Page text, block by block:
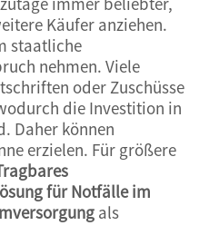
Käufer anziehen.
staatliche
nehmen. Viele
oder Zuschüsse
die Investition in
Daher können
erzielen. Für größere
für Notfälle im
als